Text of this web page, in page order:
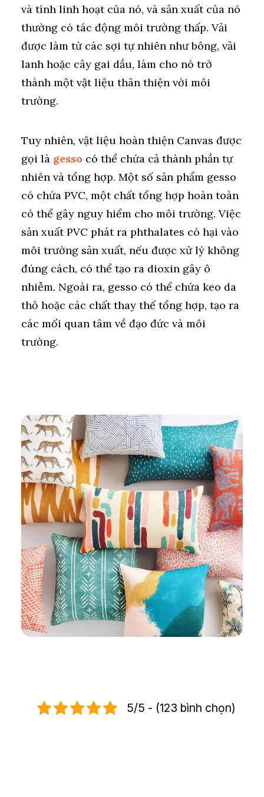
và tính linh hoạt của nó, và sản xuất của nó
thường có tác động môi trường thấp. Vải
được làm từ các sợi tự nhiên như bông, vải
lanh hoặc cây gai dầu, làm cho nó trở
thành một vật liệu thân thiện với môi
trường.
Tuy nhiên, vật liệu hoàn thiện Canvas được
gọi là gesso có thể chứa cả thành phần tự
nhiên và tổng hợp. Một số sản phẩm gesso
có chứa PVC, một chất tổng hợp hoàn toàn
có thể gây nguy hiểm cho môi trường. Việc
sản xuất PVC phát ra phthalates có hại vào
môi trường sản xuất, nếu được xử lý không
đúng cách, có thể tạo ra dioxin gây ô
nhiễm. Ngoài ra, gesso có thể chứa keo da
thỏ hoặc các chất thay thế tổng hợp, tạo ra
các mối quan tâm về đạo đức và môi
trường.
5/5 - (123 bình chọn)